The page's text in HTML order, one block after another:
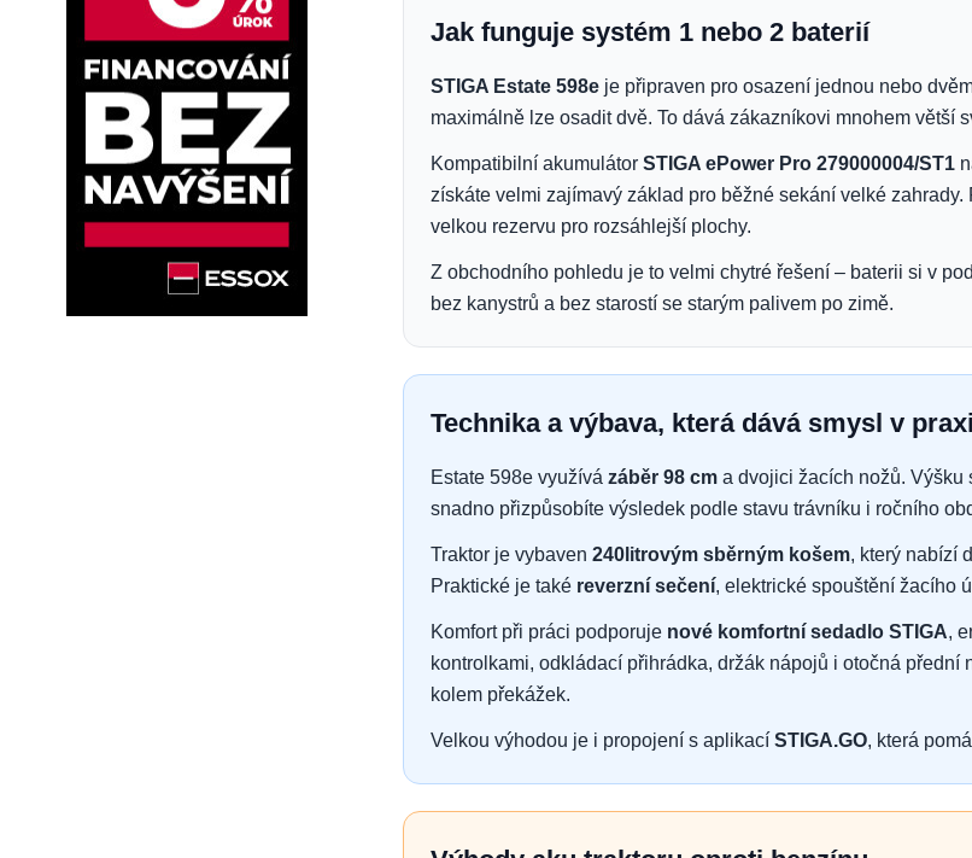
Jak funguje systém 1 nebo 2 baterií
STIGA Estate 598e je připraven pro osazení jednou nebo
maximálně lze osadit dvě. To dává zákazníkovi mnohem větší
Kompatibilní akumulátor STIGA ePower Pro 279000004/ST1
získáte velmi zajímavý základ pro běžné sekání velké
velkou rezervu pro rozsáhlejší plochy.
Z obchodního pohledu je to velmi chytré řešení – baterii si v
bez kanystrů a bez starostí se starým palivem po zimě.
Technika a výbava, která dává smysl v praxi
Estate 598e využívá záběr 98 cm a dvojici žacích nožů. Výšku
snadno přizpůsobíte výsledek podle stavu trávníku i ročního
Traktor je vybaven 240litrovým sběrným košem, který nabízí
Praktické je také reverzní sečení, elektrické spouštění žacího
Komfort při práci podporuje nové komfortní sedadlo STIGA,
kontrolkami, odkládací přihrádka, držák nápojů i otočná
kolem překážek.
Velkou výhodou je i propojení s aplikací STIGA.GO, která